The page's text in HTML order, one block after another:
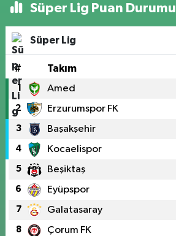
Süper Lig Puan Durumu
Süper Lig
# Takım
1 Amed
2 Erzurumspor FK
3 Başakşehir
4 Kocaelispor
5 Beşiktaş
6 Eyüpspor
7 Galatasaray
8 Çorum FK